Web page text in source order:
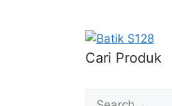
Cari Produk
Search